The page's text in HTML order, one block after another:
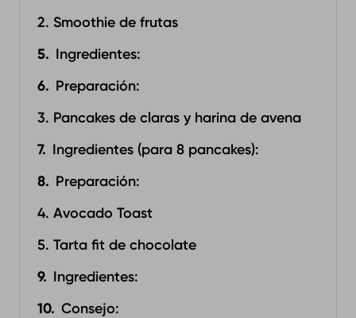
2. Smoothie de frutas
Ingredientes:‍
Preparación:‍
3. Pancakes de claras y harina de avena
Ingredientes (para 8 pancakes):‍
Preparación:‍
4. Avocado Toast‍
5. Tarta fit de chocolate
Ingredientes:‍
Consejo: